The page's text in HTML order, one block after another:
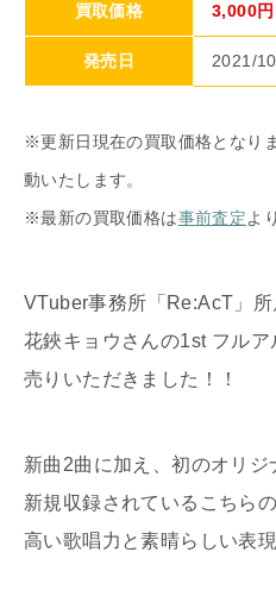
買取価格 3,000円
発売日 2021/
※更新日現在の買取価格となり
動いたします。
※最新の買取価格は事前査定よ
VTuber事務所「Re:AcT」
花鋏キョウさんの1st フル
売りいただきました！！
新曲2曲に加え、初のオリ
新規収録されているこちらの
高い歌唱力と素晴らしい表